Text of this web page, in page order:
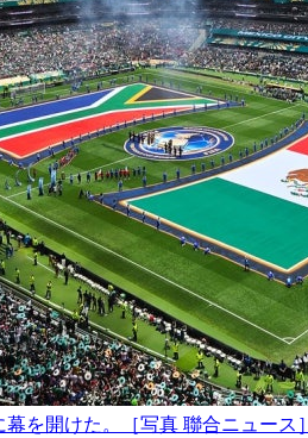
を開けた。［写真 聯合ニュース］